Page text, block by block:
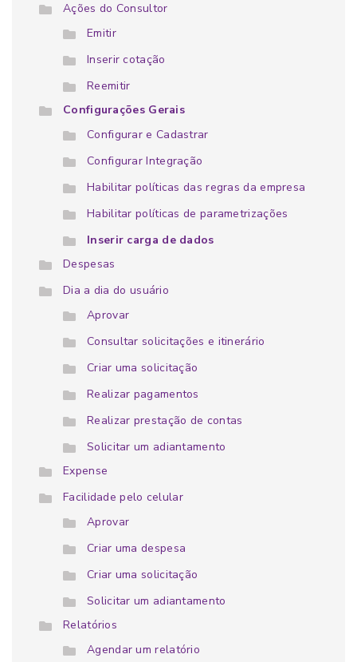
Ações do Consultor
Emitir
Inserir cotação
Reemitir
Configurações Gerais
Configurar e Cadastrar
Configurar Integração
Habilitar políticas das regras da empresa
Habilitar políticas de parametrizações
Inserir carga de dados
Despesas
Dia a dia do usuário
Aprovar
Consultar solicitações e itinerário
Criar uma solicitação
Realizar pagamentos
Realizar prestação de contas
Solicitar um adiantamento
Expense
Facilidade pelo celular
Aprovar
Criar uma despesa
Criar uma solicitação
Solicitar um adiantamento
Relatórios
Agendar um relatório